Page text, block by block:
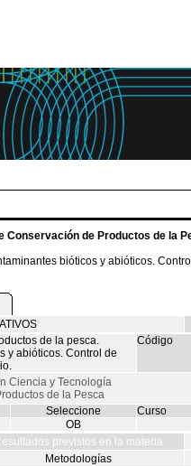
Conservación de Productos de la
bióticos y abióticos.
de la pesca.
y abióticos. Control de
Código
Ciencia y Tecnología
de la Pesca
Seleccione Curso
OB
previstos en la materia
Metodologías